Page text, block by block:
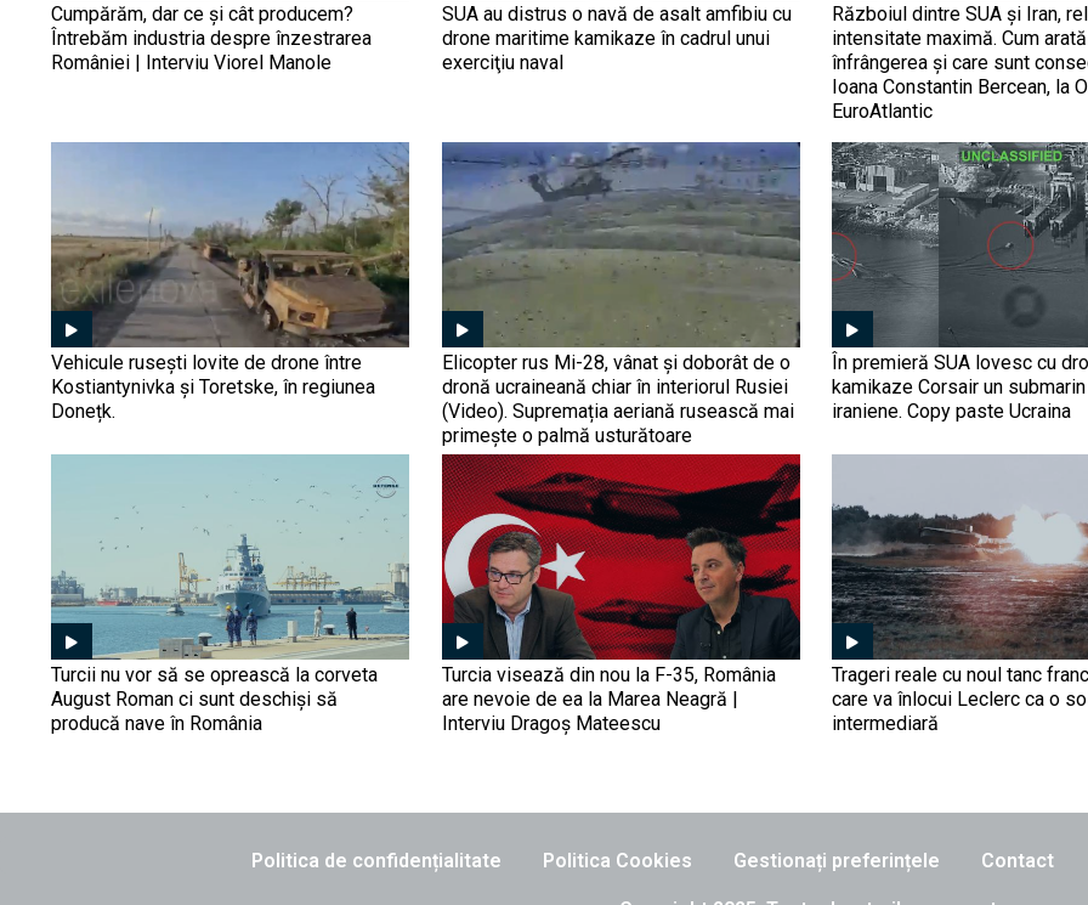
Cumpărăm, dar ce și cât producem?
Întrebăm industria despre înzestrarea
României | Interviu Viorel Manole
SUA au distrus o navă de asalt amfibiu cu
drone maritime kamikaze în cadrul unui
exerciţiu naval
Războiul dintre SUA și Iran,
intensitate maximă. Cum
înfrângerea și care sunt
Ioana Constantin Bercean, la
EuroAtlantic
Vehicule rusești lovite de drone între
Kostiantynivka și Toretske, în regiunea
Donețk.
Elicopter rus Mi-28, vânat și doborât de o
dronă ucraineană chiar în interiorul Rusiei
(Video). Supremația aeriană rusească mai
primește o palmă usturătoare
În premieră SUA lovesc cu
kamikaze Corsair un
iraniene. Copy paste Ucraina
Turcii nu vor să se oprească la corveta
August Roman ci sunt deschiși să
producă nave în România
Turcia visează din nou la F-35, România
are nevoie de ea la Marea Neagră |
Interviu Dragoș Mateescu
Trageri reale cu noul tanc
care va înlocui Leclerc ca o
intermediară
Politica de confidențialitate Politica Cookies Gestionați preferințele Contact